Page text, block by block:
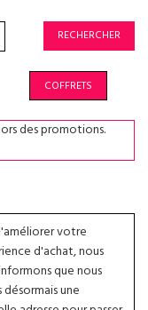
RECHERCHER
COFFRETS
des promotions.
votre
d'achat, nous
que nous
désormais une